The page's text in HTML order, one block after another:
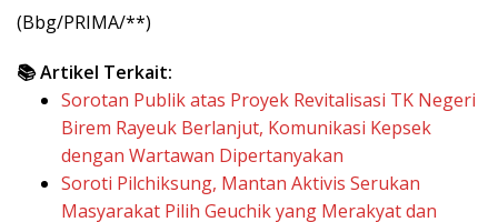
(Bbg/PRIMA/**)
📚 Artikel Terkait:
Sorotan Publik atas Proyek Revitalisasi TK Negeri
Birem Rayeuk Berlanjut, Komunikasi Kepsek
dengan Wartawan Dipertanyakan
Soroti Pilchiksung, Mantan Aktivis Serukan
Masyarakat Pilih Geuchik yang Merakyat dan